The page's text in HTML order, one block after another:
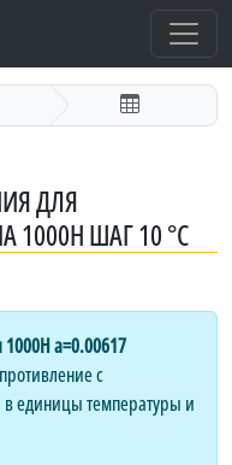
ДЛЯ
ШАГ 10 °C
1000Н a=0.00617
с
в единицы температуры и